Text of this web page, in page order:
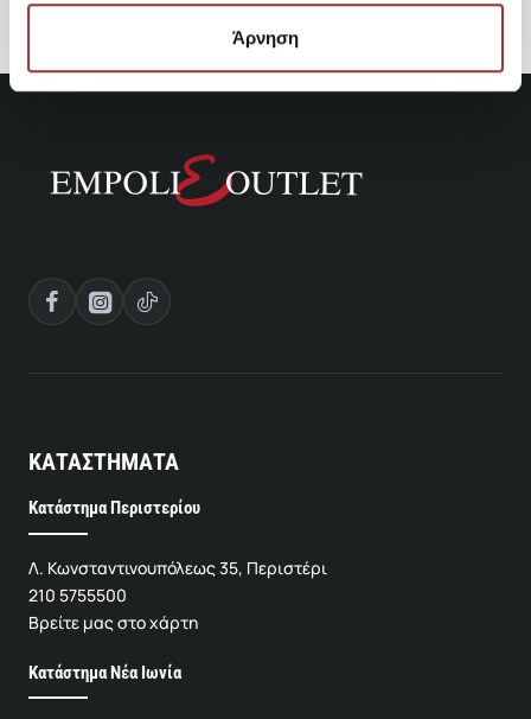
Άρνηση
ΚΑΤΑΣΤΗΜΑΤΑ
Κατάστημα Περιστερίου
Λ. Κωνσταντινουπόλεως 35, Περιστέρι
210 5755500
Βρείτε μας στο χάρτη
Κατάστημα Νέα Ιωνία